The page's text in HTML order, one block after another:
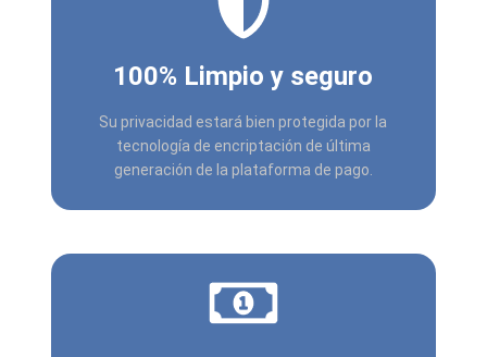
100% Limpio y seguro
Su privacidad estará bien protegida por la
tecnología de encriptación de última
generación de la plataforma de pago.